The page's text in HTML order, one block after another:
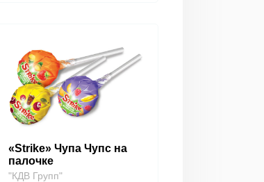
«Strike» Чупа Чупс на
палочке
"КДВ Групп"